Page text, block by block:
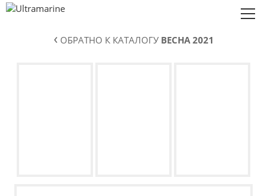
Коллекции
‹ ОБРАТНО К КАТАЛОГУ ВЕСНА 2021